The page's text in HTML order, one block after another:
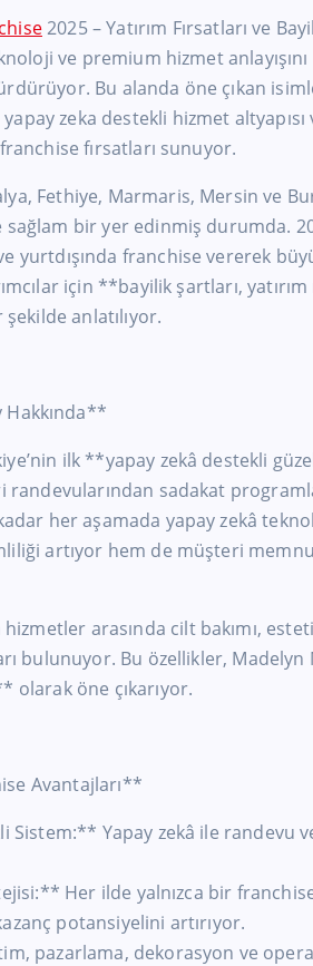
2025 – Yatırım Fırsatları ve
ve premium hizmet
Bu alanda öne çıkan
zeka destekli hizmet altyapısı
fırsatları sunuyor.
Fethiye, Marmaris, Mersin ve
bir yer edinmiş durumda.
yurtdışında franchise vererek
için **bayilik şartları, yatırım
anlatılıyor.
Hakkında**
ilk **yapay zekâ destekli
sadakat
her aşamada yapay zekâ
artıyor hem de müşteri
arasında cilt bakımı,
bulunuyor. Bu özellikler, Madelyn
olarak öne çıkarıyor.
Avantajları**
Sistem:** Yapay zekâ ile randevu
Her ilde yalnızca bir
potansiyelini artırıyor.
pazarlama, dekorasyon ve